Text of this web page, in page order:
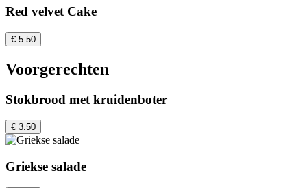
Red velvet Cake
€ 5.50
Voorgerechten
Stokbrood met kruidenboter
€ 3.50
Griekse salade